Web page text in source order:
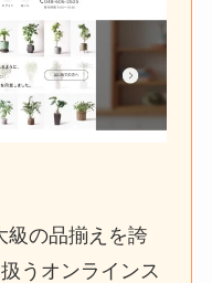
級の品揃えを誇
うオンラインス